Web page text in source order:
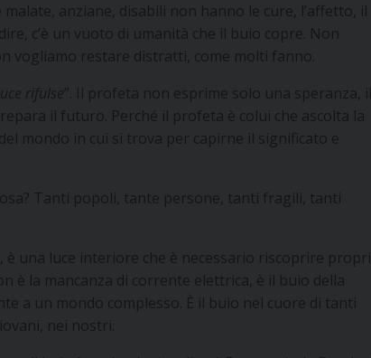
anziane, disabili non hanno le cure, l’affetto, il
c’è un vuoto di umanità che il buio copre. Non
vogliamo restare distratti, come molti fanno.
rifulse
il futuro. Perché il profeta è colui che ascolta la
mondo in cui si trova per capirne il significato e
Tanti popoli, tante persone, tanti fragili, tanti
è una luce interiore che è necessario riscoprire proprio
la mancanza di corrente elettrica, è il buio della
a un mondo complesso. È il buio nel cuore di tanti
nei nostri.